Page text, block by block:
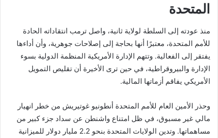
المتحدة
منذ عودته إلى السلطة لولاية ثانية، واصل ترمب انتقاداته الحادة
للأمم المتحدة، معتبرًا أنها بحاجة إلى إصلاحات جوهرية، وأن أداءها
يفتقر إلى الفعالية. وتتهم الإدارة الأمريكية المنظمة الدولية بسوء
الإدارة والبيروقراطية، في حين ترى الأخيرة أن تقليص التمويل
الأمريكي يفاقم أزماتها المالية.
وحذر الأمين العام للأمم المتحدة أنطونيو غوتيريش من خطر انهيار
مالي غير مسبوق، في ظل امتناع واشنطن عن سداد جزء كبير من
مساهماتها. وتدين الولايات المتحدة بنحو 2.2 مليار دولار للميزانية